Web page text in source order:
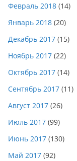
Февраль 2018 (14)
Январь 2018 (20)
Декабрь 2017 (15)
Ноябрь 2017 (22)
Октябрь 2017 (14)
Сентябрь 2017 (11)
Август 2017 (26)
Июль 2017 (99)
Июнь 2017 (130)
Май 2017 (92)